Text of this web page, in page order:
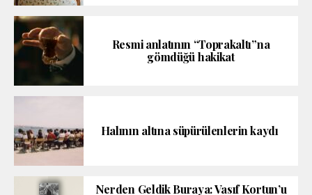
Resmi anlatının “Toprakaltı”na
gömdüğü hakikat
Halının altına süpürülenlerin kaydı
Nerden Geldik Buraya: Vasıf Kortun’u